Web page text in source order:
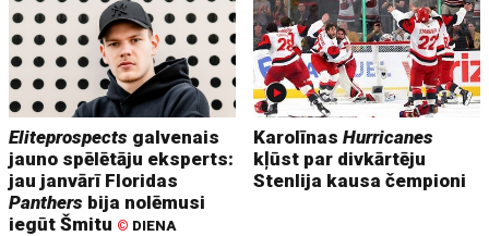
Eliteprospects galvenais
jauno spēlētāju eksperts:
jau janvārī Floridas
Panthers bija nolēmusi
iegūt Šmitu © DIENA
KarolīnasHurricanes
kļūst par divkārtēju
Stenlija kausa čempioni